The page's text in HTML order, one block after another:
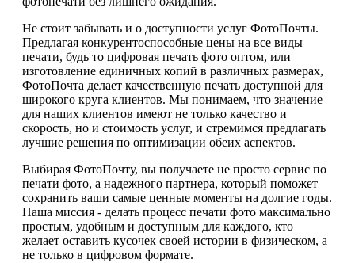
Не стоит забывать и о доступности услуг ФотоПочты.
Предлагая конкурентоспособные цены на все виды
печати, будь то цифровая печать фото оптом, или
изготовление единичных копий в различных размерах,
ФотоПочта делает качественную печать доступной для
широкого круга клиентов. Мы понимаем, что значение
для наших клиентов имеют не только качество и
скорость, но и стоимость услуг, и стремимся предлагать
лучшие решения по оптимизации обеих аспектов.
Выбирая ФотоПочту, вы получаете не просто сервис по
печати фото, а надежного партнера, который поможет
сохранить ваши самые ценные моменты на долгие годы.
Наша миссия - делать процесс печати фото максимально
простым, удобным и доступным для каждого, кто
желает оставить кусочек своей истории в физическом, а
не только в цифровом формате.